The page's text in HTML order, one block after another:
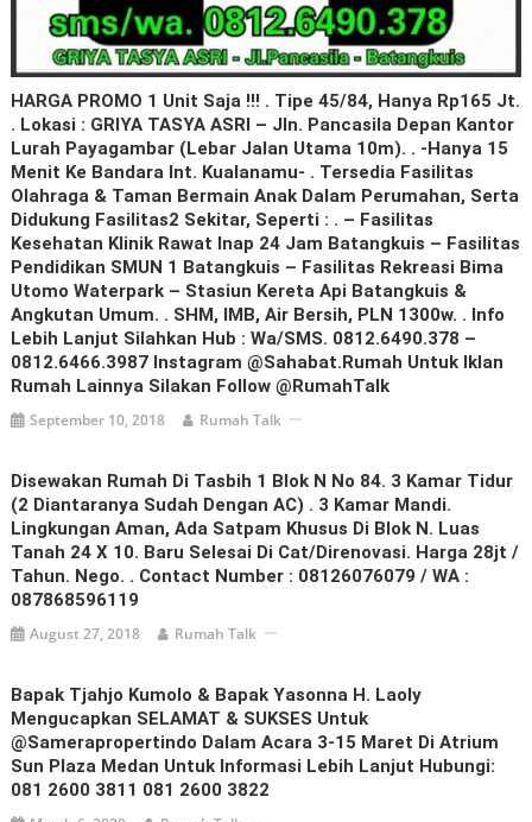
HARGA PROMO 1 Unit Saja !!! . Tipe 45/84, Hanya Rp165 Jt.
. Lokasi : GRIYA TASYA ASRI – Jln. Pancasila Depan Kantor
Lurah Payagambar (lebar Jalan Utama 10m). . -Hanya 15
Menit Ke Bandara Int. Kualanamu- . Tersedia Fasilitas
Olahraga & Taman Bermain Anak Dalam Perumahan, Serta
Didukung Fasilitas2 Sekitar, Seperti : . – Fasilitas
Kesehatan Klinik Rawat Inap 24 Jam Batangkuis – Fasilitas
Pendidikan SMUN 1 Batangkuis – Fasilitas Rekreasi Bima
Utomo Waterpark – Stasiun Kereta Api Batangkuis &
Angkutan Umum. . SHM, IMB, Air Bersih, PLN 1300w. . Info
Lebih Lanjut Silahkan Hub : Wa/SMS. 0812.6490.378 –
0812.6466.3987 Instagram @sahabat.rumah Untuk Iklan
Rumah Lainnya Silakan Follow @RumahTalk
September 10, 2018 Rumah Talk
Disewakan Rumah Di Tasbih 1 Blok N No 84. 3 Kamar Tidur
(2 Diantaranya Sudah Dengan AC) . 3 Kamar Mandi.
Lingkungan Aman, Ada Satpam Khusus Di Blok N. Luas
Tanah 24 X 10. Baru Selesai Di Cat/direnovasi. Harga 28jt /
Tahun. Nego. . Contact Number : 08126076079 / WA :
087868596119
August 27, 2018 Rumah Talk
Bapak Tjahjo Kumolo & Bapak Yasonna H. Laoly
Mengucapkan SELAMAT & SUKSES Untuk
@samerapropertindo Dalam Acara 3-15 Maret Di Atrium
Sun Plaza Medan Untuk Informasi Lebih Lanjut Hubungi:
081 2600 3811 081 2600 3822